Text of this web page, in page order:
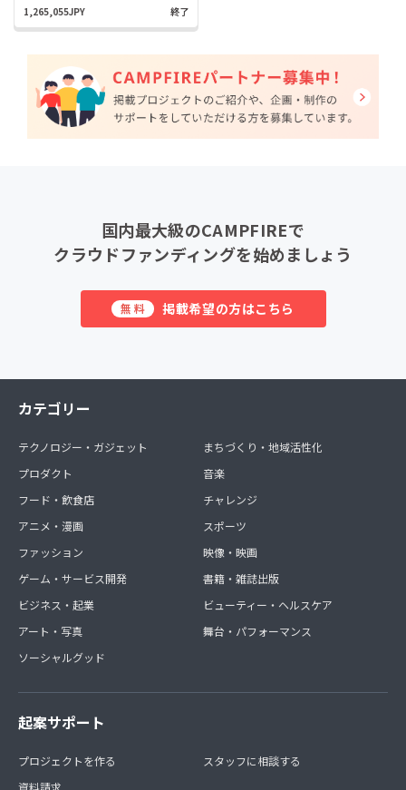
1,265,055JPY 終了
国内最大級のCAMPFIREで
クラウドファンディングを始めましょう
無料 掲載希望の方はこちら
カテゴリー
テクノロジー・ガジェット
プロダクト
フード・飲食店
アニメ・漫画
ファッション
ゲーム・サービス開発
ビジネス・起業
アート・写真
ソーシャルグッド
まちづくり・地域活性化
音楽
チャレンジ
スポーツ
映像・映画
書籍・雑誌出版
ビューティー・ヘルスケア
舞台・パフォーマンス
起案サポート
プロジェクトを作る
資料請求
スタッフに相談する